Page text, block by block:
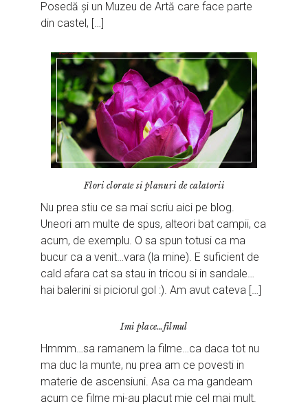
Posedă și un Muzeu de Artă care face parte
din castel, […]
Flori clorate si planuri de calatorii
Nu prea stiu ce sa mai scriu aici pe blog.
Uneori am multe de spus, alteori bat campii, ca
acum, de exemplu. O sa spun totusi ca ma
bucur ca a venit…vara (la mine). E suficient de
cald afara cat sa stau in tricou si in sandale…
hai balerini si piciorul gol :). Am avut cateva […]
Imi place…filmul
Hmmm…sa ramanem la filme…ca daca tot nu
ma duc la munte, nu prea am ce povesti in
materie de ascensiuni. Asa ca ma gandeam
acum ce filme mi-au placut mie cel mai mult.